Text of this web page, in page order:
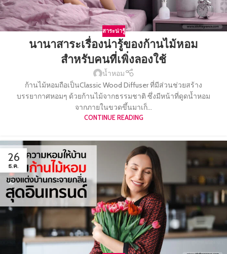
สาระน่ารู้
นานาสาระเรื่องน่ารู้ของก้านไม้หอม
สำหรับคนที่เพิ่งลองใช้
น้ำหอม
ก้านไม้หอมถือเป็นClassic Wood Diffuser ที่มีส่วนช่วยสร้าง
บรรยากาศหอมๆ ด้วยก้านไม้จากธรรมชาติ ซึ่งมีหน้าที่ดูดน้ำหอม
จากภายในขวดขึ้นมาเก็...
CONTINUE READING
26
ธ.ค.